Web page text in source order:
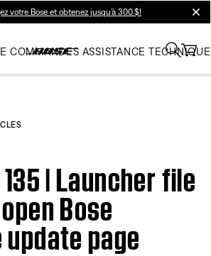
votre Bose et obtenez jusqu’à 300 $!
COMMANDES ASSISTANCE TECHNIQUE
| Launcher file
Bose
page